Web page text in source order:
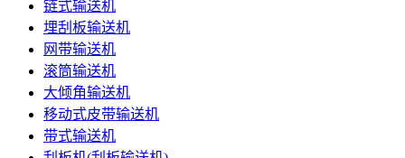
链式输送机
埋刮板输送机
网带输送机
滚筒输送机
大倾角输送机
移动式皮带输送机
带式输送机